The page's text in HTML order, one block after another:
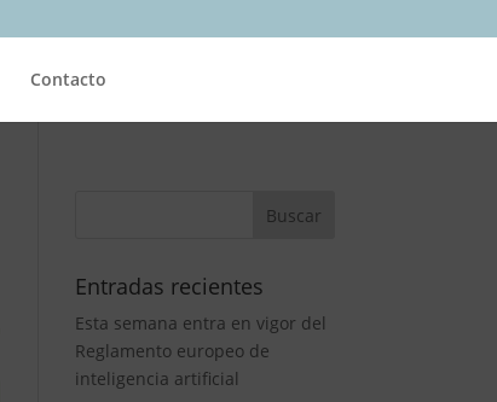
Contacto
Entradas recientes
Esta semana entra en vigor del
Reglamento europeo de
inteligencia artificial